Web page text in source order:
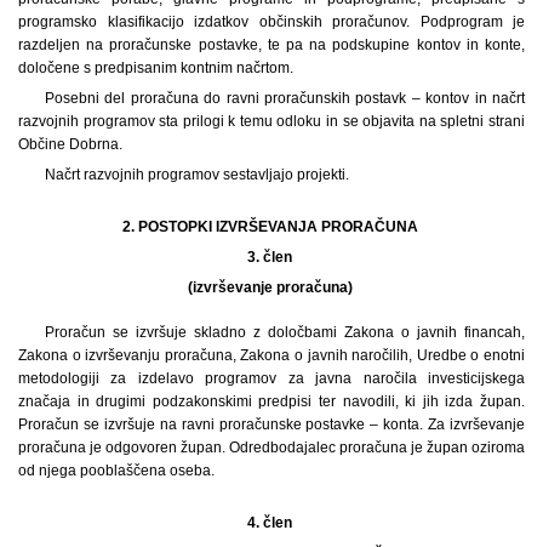
programsko klasifikacijo izdatkov občinskih proračunov. Podprogram je
razdeljen na proračunske postavke, te pa na podskupine kontov in konte,
določene s predpisanim kontnim načrtom.
Posebni del proračuna do ravni proračunskih postavk – kontov in načrt
razvojnih programov sta prilogi k temu odloku in se objavita na spletni strani
Občine Dobrna.
Načrt razvojnih programov sestavljajo projekti.
2. POSTOPKI IZVRŠEVANJA PRORAČUNA
3. člen
(izvrševanje proračuna)
Proračun se izvršuje skladno z določbami Zakona o javnih financah,
Zakona o izvrševanju proračuna, Zakona o javnih naročilih, Uredbe o enotni
metodologiji za izdelavo programov za javna naročila investicijskega
značaja in drugimi podzakonskimi predpisi ter navodili, ki jih izda župan.
Proračun se izvršuje na ravni proračunske postavke – konta. Za izvrševanje
proračuna je odgovoren župan. Odredbodajalec proračuna je župan oziroma
od njega pooblaščena oseba.
4. člen